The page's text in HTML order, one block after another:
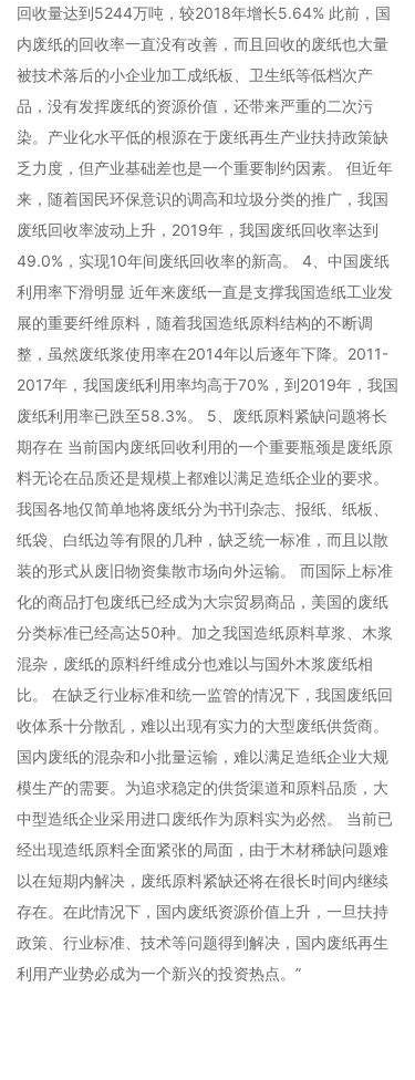
回收量达到5244万吨，较2018年增长5.64% 此前，国
内废纸的回收率一直没有改善，而且回收的废纸也大量
被技术落后的小企业加工成纸板、卫生纸等低档次产
品，没有发挥废纸的资源价值，还带来严重的二次污
染。产业化水平低的根源在于废纸再生产业扶持政策缺
乏力度，但产业基础差也是一个重要制约因素。 但近年
来，随着国民环保意识的调高和垃圾分类的推广，我国
废纸回收率波动上升，2019年，我国废纸回收率达到
49.0%，实现10年间废纸回收率的新高。 4、中国废纸
利用率下滑明显 近年来废纸一直是支撑我国造纸工业发
展的重要纤维原料，随着我国造纸原料结构的不断调
整，虽然废纸浆使用率在2014年以后逐年下降。2011-
2017年，我国废纸利用率均高于70%，到2019年，我国
废纸利用率已跌至58.3%。 5、废纸原料紧缺问题将长
期存在 当前国内废纸回收利用的一个重要瓶颈是废纸原
料无论在品质还是规模上都难以满足造纸企业的要求。
我国各地仅简单地将废纸分为书刊杂志、报纸、纸板、
纸袋、白纸边等有限的几种，缺乏统一标准，而且以散
装的形式从废旧物资集散市场向外运输。 而国际上标准
化的商品打包废纸已经成为大宗贸易商品，美国的废纸
分类标准已经高达50种。加之我国造纸原料草浆、木浆
混杂，废纸的原料纤维成分也难以与国外木浆废纸相
比。 在缺乏行业标准和统一监管的情况下，我国废纸回
收体系十分散乱，难以出现有实力的大型废纸供货商。
国内废纸的混杂和小批量运输，难以满足造纸企业大规
模生产的需要。为追求稳定的供货渠道和原料品质，大
中型造纸企业采用进口废纸作为原料实为必然。 当前已
经出现造纸原料全面紧张的局面，由于木材稀缺问题难
以在短期内解决，废纸原料紧缺还将在很长时间内继续
存在。在此情况下，国内废纸资源价值上升，一旦扶持
政策、行业标准、技术等问题得到解决，国内废纸再生
利用产业势必成为一个新兴的投资热点。”